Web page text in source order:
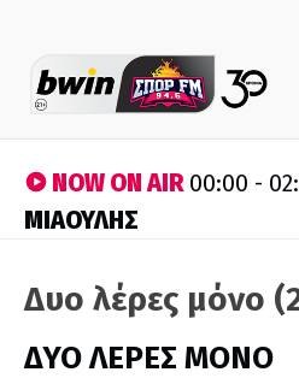
NOW ON AIR00:00 -
ΜΙΑΟΥΛΗΣ
Δυο λέρες μόνο
ΔΥΟ ΛΕΡΕΣ ΜΟΝΟ